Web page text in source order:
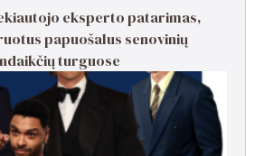
eksperto patarimas,
papuošalus senovinių
turguose